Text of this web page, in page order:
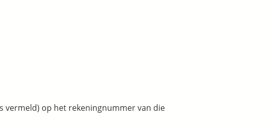
vermeld) op het rekeningnummer van die